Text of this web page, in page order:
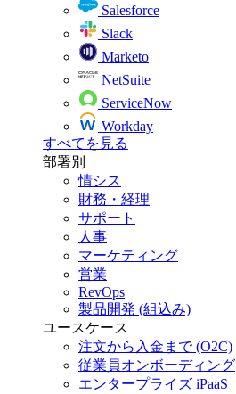
Salesforce
Slack
Marketo
NetSuite
ServiceNow
Workday
すべてを見る
部署別
情シス
財務・経理
サポート
人事
マーケティング
営業
RevOps
製品開発 (組込み)
ユースケース
注文から入金まで (O2C)
従業員オンボーディング
エンタープライズ iPaaS